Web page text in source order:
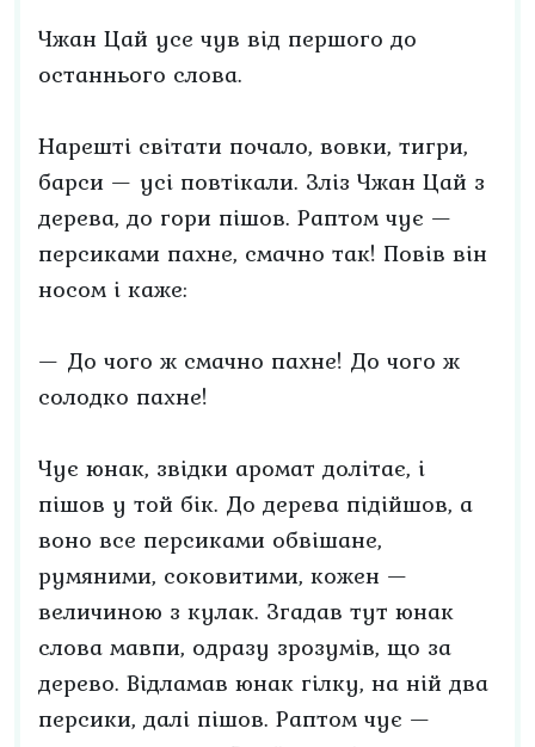
Чжан Цай усе чув від першого до
останнього слова.
Нарешті світати почало, вовки, тигри,
барси — усі повтікали. Зліз Чжан Цай з
дерева, до гори пішов. Раптом чує —
персиками пахне, смачно так! Повів він
носом і каже:
— До чого ж смачно пахне! До чого ж
солодко пахне!
Чує юнак, звідки аромат долітає, і
пішов у той бік. До дерева підійшов, а
воно все персиками обвішане,
румяними, соковитими, кожен —
величиною з кулак. Згадав тут юнак
слова мавпи, одразу зрозумів, що за
дерево. Відламав юнак гілку, на ній два
персики, далі пішов. Раптом чує —